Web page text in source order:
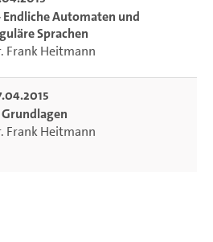
Endliche Automaten und
Sprachen
Frank Heitmann
Grundlagen
Frank Heitmann